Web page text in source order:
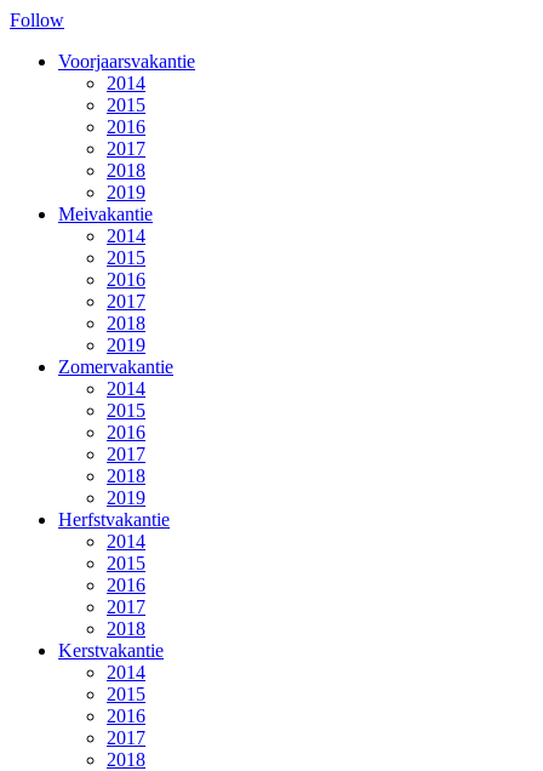
Follow
Voorjaarsvakantie
2014
2015
2016
2017
2018
2019
Meivakantie
2014
2015
2016
2017
2018
2019
Zomervakantie
2014
2015
2016
2017
2018
2019
Herfstvakantie
2014
2015
2016
2017
2018
Kerstvakantie
2014
2015
2016
2017
2018